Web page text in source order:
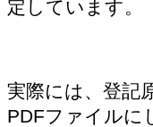
時
定しています。
実際には、登記
PDFファイルに